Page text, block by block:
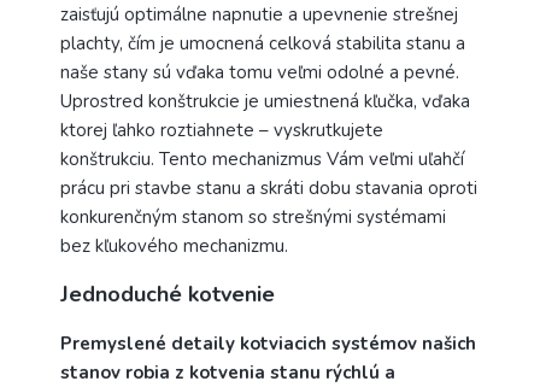
zaisťujú optimálne napnutie a upevnenie strešnej
plachty, čím je umocnená celková stabilita stanu a
naše stany sú vďaka tomu veľmi odolné a pevné.
Uprostred konštrukcie je umiestnená kľučka, vďaka
ktorej ľahko roztiahnete – vyskrutkujete
konštrukciu. Tento mechanizmus Vám veľmi uľahčí
prácu pri stavbe stanu a skráti dobu stavania oproti
konkurenčným stanom so strešnými systémami
bez kľukového mechanizmu.
Jednoduché kotvenie
Premyslené detaily kotviacich systémov našich
stanov robia z kotvenia stanu rýchlú a